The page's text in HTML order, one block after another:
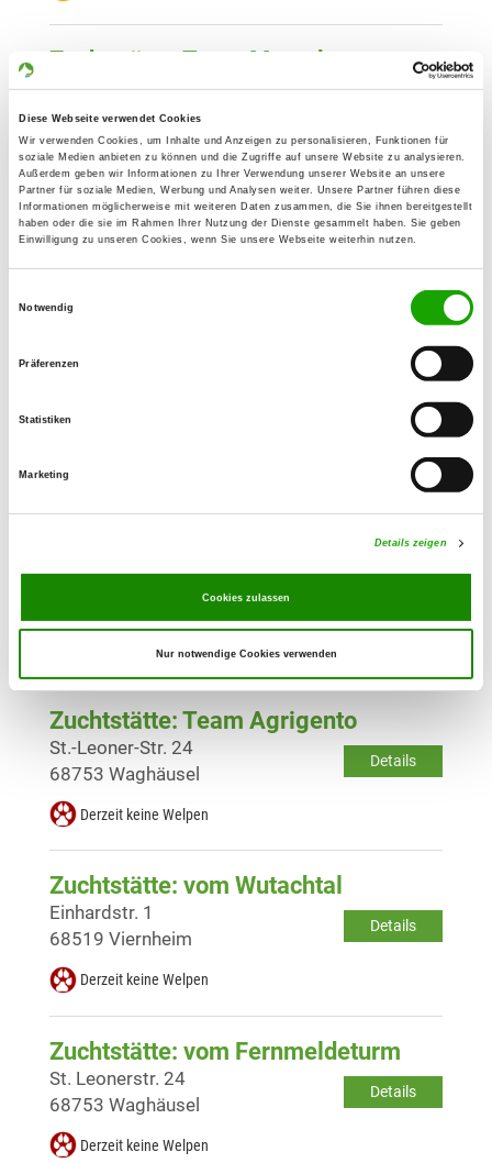
Diese Webseite verwendet Cookies
Wir verwenden Cookies, um Inhalte und Anzeigen zu personalisieren, Funktionen für
soziale Medien anbieten zu können und die Zugriffe auf unsere Website zu analysieren.
Außerdem geben wir Informationen zu Ihrer Verwendung unserer Website an unsere
Partner für soziale Medien, Werbung und Analysen weiter. Unsere Partner führen diese
Informationen möglicherweise mit weiteren Daten zusammen, die Sie ihnen bereitgestellt
haben oder die sie im Rahmen Ihrer Nutzung der Dienste gesammelt haben. Sie geben
Einwilligung zu unseren Cookies, wenn Sie unsere Webseite weiterhin nutzen.
Notwendig
Präferenzen
Statistiken
Marketing
Details zeigen
Cookies zulassen
Nur notwendige Cookies verwenden
Zuchtstätte: Team Marzuk
Uhlandstrasse 28
68519 Viernheim
Welpen erwartet
Zuchtstätte: vom Ketscher Wald
Details
Jargeauring 48
Zuchtstätte: von der Stadt Mosbach
Details
Am Pfadacker 7
68789 St. Leon-Rot
Welpen erwartet
Zuchtstätte: Team Agrigento
Details
St.-Leoner-Str. 24
68753 Waghäusel
Derzeit keine Welpen
Zuchtstätte: vom Wutachtal
Details
Einhardstr. 1
68519 Viernheim
Derzeit keine Welpen
Zuchtstätte: vom Fernmeldeturm
Details
St. Leonerstr. 24
68753 Waghäusel
Derzeit keine Welpen